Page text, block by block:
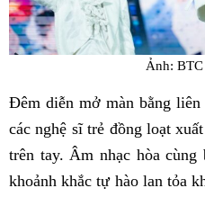
Ảnh:
Đêm diễn mở màn bằng
các nghệ sĩ trẻ đồng loạt
trên tay. Âm nhạc hòa
khoảnh khắc tự hào lan tỏa